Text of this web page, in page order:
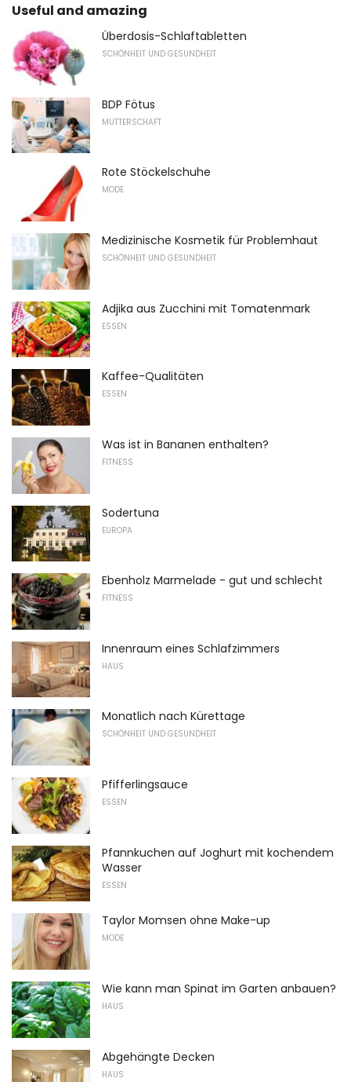
Useful and amazing
Überdosis-Schlaftabletten
SCHÖNHEIT UND GESUNDHEIT
BDP Fötus
MUTTERSCHAFT
Rote Stöckelschuhe
MODE
Medizinische Kosmetik für Problemhaut
SCHÖNHEIT UND GESUNDHEIT
Adjika aus Zucchini mit Tomatenmark
ESSEN
Kaffee-Qualitäten
ESSEN
Was ist in Bananen enthalten?
FITNESS
Sodertuna
EUROPA
Ebenholz Marmelade - gut und schlecht
FITNESS
Innenraum eines Schlafzimmers
HAUS
Monatlich nach Kürettage
SCHÖNHEIT UND GESUNDHEIT
Pfifferlingsauce
ESSEN
Pfannkuchen auf Joghurt mit kochendem
Wasser
ESSEN
Taylor Momsen ohne Make-up
MODE
Wie kann man Spinat im Garten anbauen?
HAUS
Abgehängte Decken
HAUS